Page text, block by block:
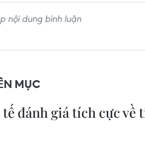
MỤC
đánh giá tích cực về